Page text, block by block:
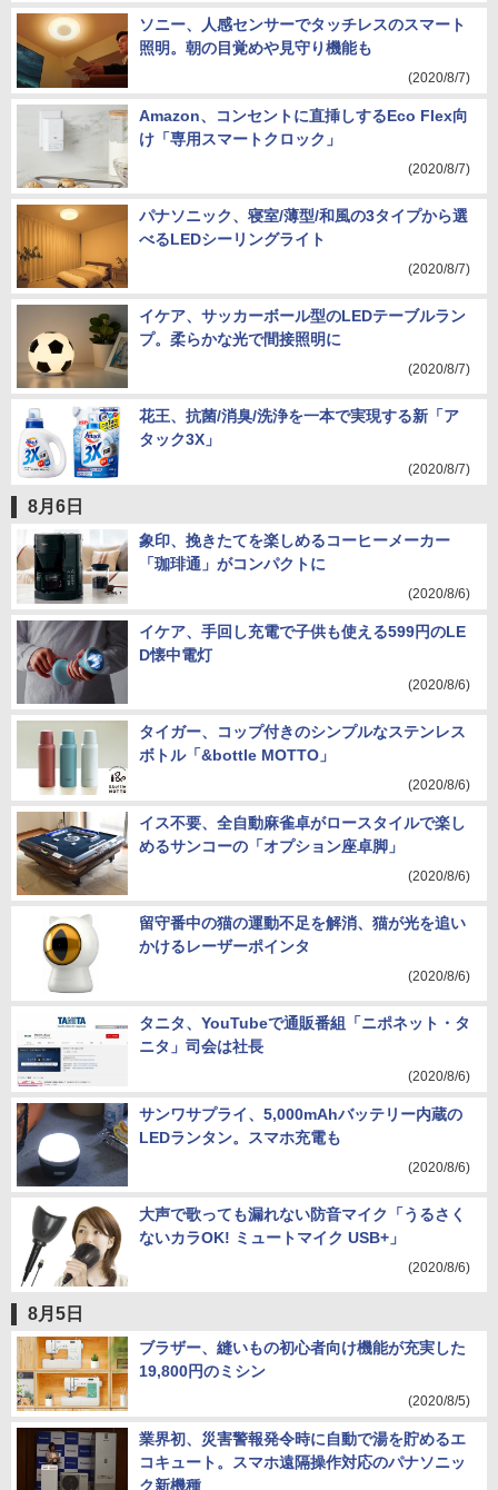
ソニー、人感センサーでタッチレスのスマート
照明。朝の目覚めや見守り機能も
(2020/8/7)
Amazon、コンセントに直挿しするEco Flex向
け「専用スマートクロック」
(2020/8/7)
パナソニック、寝室/薄型/和風の3タイプから選
べるLEDシーリングライト
(2020/8/7)
イケア、サッカーボール型のLEDテーブルラン
プ。柔らかな光で間接照明に
(2020/8/7)
花王、抗菌/消臭/洗浄を一本で実現する新「ア
タック3X」
(2020/8/7)
8月6日
象印、挽きたてを楽しめるコーヒーメーカー
「珈琲通」がコンパクトに
(2020/8/6)
イケア、手回し充電で子供も使える599円のLE
D懐中電灯
(2020/8/6)
タイガー、コップ付きのシンプルなステンレス
ボトル「&bottle MOTTO」
(2020/8/6)
イス不要、全自動麻雀卓がロースタイルで楽し
めるサンコーの「オプション座卓脚」
(2020/8/6)
留守番中の猫の運動不足を解消、猫が光を追い
かけるレーザーポインタ
(2020/8/6)
タニタ、YouTubeで通販番組「ニポネット・タ
ニタ」司会は社長
(2020/8/6)
サンワサプライ、5,000mAhバッテリー内蔵の
LEDランタン。スマホ充電も
(2020/8/6)
大声で歌っても漏れない防音マイク「うるさく
ないカラOK! ミュートマイク USB+」
(2020/8/6)
8月5日
ブラザー、縫いもの初心者向け機能が充実した
19,800円のミシン
(2020/8/5)
業界初、災害警報発令時に自動で湯を貯めるエ
コキュート。スマホ遠隔操作対応のパナソニッ
ク新機種